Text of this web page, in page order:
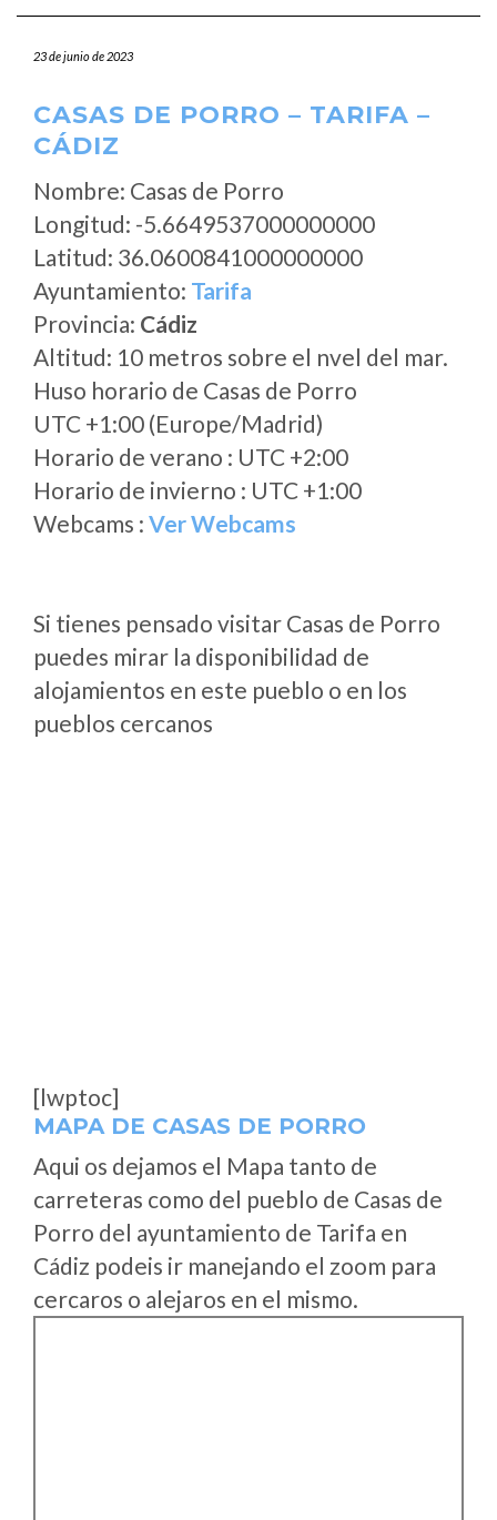
23 de junio de 2023
CASAS DE PORRO – TARIFA –
CÁDIZ
Nombre: Casas de Porro
Longitud: -5.6649537000000000
Latitud: 36.0600841000000000
Ayuntamiento: Tarifa
Provincia: Cádiz
Altitud: 10 metros sobre el nvel del mar.
Huso horario de Casas de Porro
UTC +1:00 (Europe/Madrid)
Horario de verano : UTC +2:00
Horario de invierno : UTC +1:00
Webcams : Ver Webcams
Si tienes pensado visitar Casas de Porro
puedes mirar la disponibilidad de
alojamientos en este pueblo o en los
pueblos cercanos
[lwptoc]
MAPA DE CASAS DE PORRO
Aqui os dejamos el Mapa tanto de
carreteras como del pueblo de Casas de
Porro del ayuntamiento de Tarifa en
Cádiz podeis ir manejando el zoom para
cercaros o alejaros en el mismo.